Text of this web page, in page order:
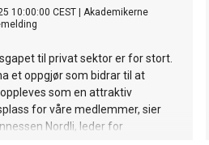
10:00:00 CEST
Akademikerne
til privat sektor er for stort.
et oppgjør som bidrar til at
som en attraktiv
for våre medlemmer, sier
Nordli, leder for